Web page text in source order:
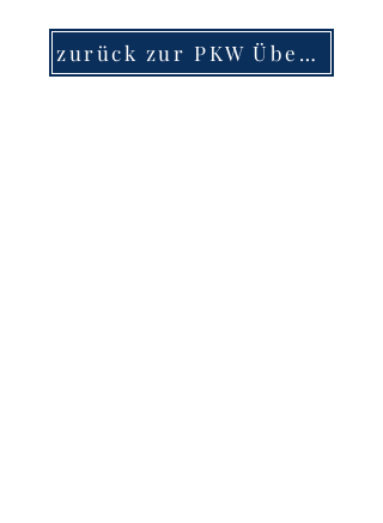
zurück zur PKW Übersicht